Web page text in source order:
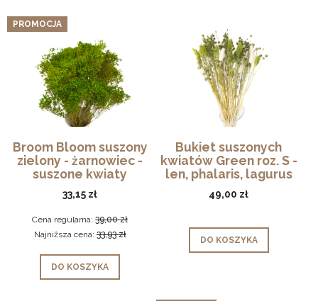
Broom Bloom suszony
zielony - żarnowiec -
suszone kwiaty
33,15 zł
Cena regularna:39,00 zł
Najniższa cena:33,93 zł
DO KOSZYKA
PROMOCJA
Bukiet suszonych
kwiatów Green roz. S -
len, phalaris, lagurus
49,00 zł
DO KOSZYKA